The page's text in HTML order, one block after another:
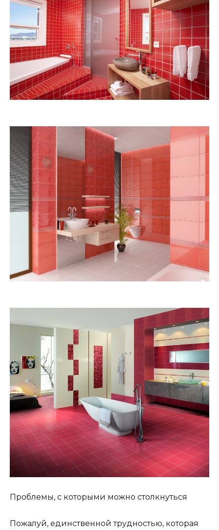
Проблемы, с которыми можно столкнуться
Пожалуй, единственной трудностью, которая